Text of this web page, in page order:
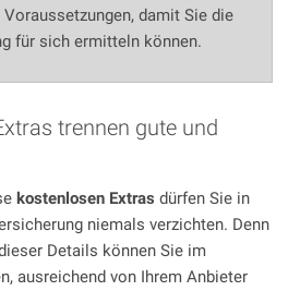
damit Sie die
für sich ermitteln können.
trennen gute und
kostenlosen Extras dürfen Sie in
niemals verzichten. Denn
Details können Sie im
ausreichend von Ihrem Anbieter